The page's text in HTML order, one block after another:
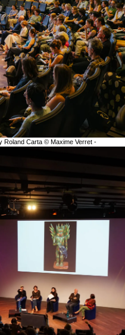
Roland Carta © Maxime Verret -